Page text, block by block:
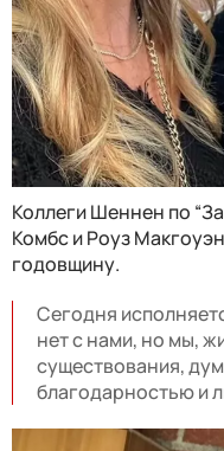
Коллеги Шеннен по
Комбс и Роуз
годовщину.
Сегодня
нет с нами, но мы,
существования,
благодарностью и